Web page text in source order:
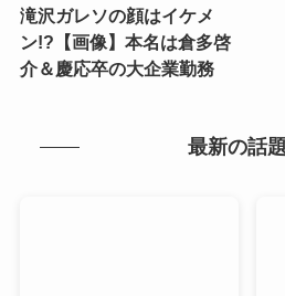
滝沢ガレソの顔はイケメ
ン!?【画像】本名は倉多啓
介＆慶応卒の大企業勤務
最新の話題